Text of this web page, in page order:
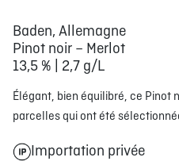
Baden, Allemagne
Pinot noir – Merlot
13,5 % | 2,7 g/L
Élégant, bien équilibré, ce Pinot
parcelles qui ont été
Importation privée